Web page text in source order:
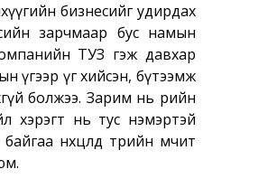
бизнесийг удирдах
зарчмаар бус намын
ТУЗ гэж давхар
үгээр үг хийсэн, бүтээмж
болжээ. Зарим нь өөрийн
хэрэгт нь тус нэмэртэй
нөхцөлд төрийн өмчит